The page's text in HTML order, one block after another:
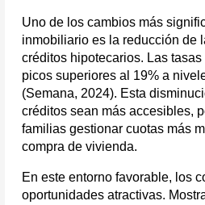
Uno de los cambios más
inmobiliario es la reducción de
créditos hipotecarios. Las
picos superiores al 19% a
(Semana, 2024). Esta
créditos sean más accesibles,
familias gestionar cuotas más
compra de vivienda.
En este entorno favorable, los
oportunidades atractivas.